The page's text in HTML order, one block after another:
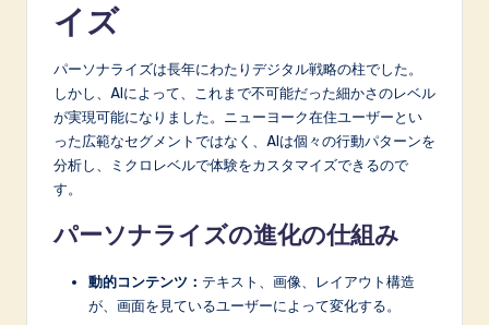
イズ
パーソナライズは長年にわたりデジタル戦略の柱でした。
しかし、AIによって、これまで不可能だった細かさのレベル
が実現可能になりました。ニューヨーク在住ユーザーとい
った広範なセグメントではなく、AIは個々の行動パターンを
分析し、ミクロレベルで体験をカスタマイズできるので
す。
パーソナライズの進化の仕組み
動的コンテンツ： テキスト、画像、レイアウト構造
が、画面を見ているユーザーによって変化する。